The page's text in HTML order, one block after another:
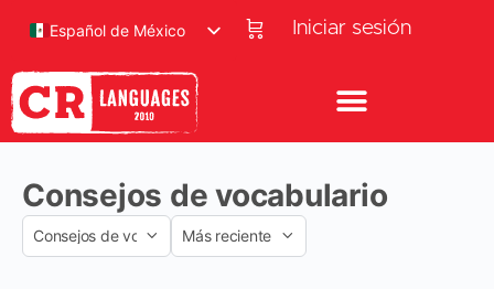
Iniciar sesión
Español de México
Consejos de vocabulario